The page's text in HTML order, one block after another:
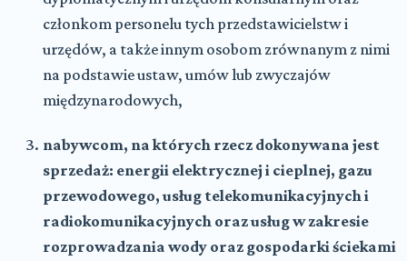
członkom personelu tych przedstawicielstw i
urzędów, a także innym osobom zrównanym z nimi
na podstawie ustaw, umów lub zwyczajów
międzynarodowych,
nabywcom, na których rzecz dokonywana jest
sprzedaż: energii elektrycznej i cieplnej, gazu
przewodowego, usług telekomunikacyjnych i
radiokomunikacyjnych oraz usług w zakresie
rozprowadzania wody oraz gospodarki ściekami